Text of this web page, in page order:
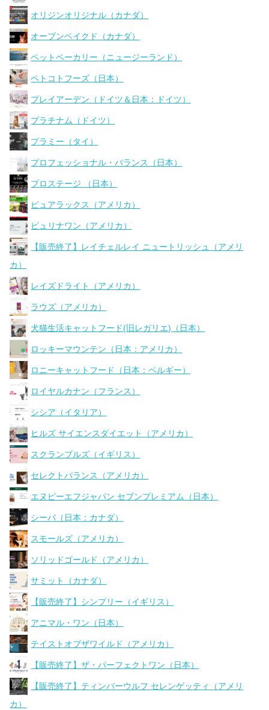
オリジンオリジナル（カナダ）
オーブンベイクド（カナダ）
ペットベーカリー（ニュージーランド）
ペトコトフーズ（日本）
プレイアーデン（ドイツ＆日本：ドイツ）
プラチナム（ドイツ）
プラミー（タイ）
プロフェッショナル・バランス（日本）
プロステージ （日本）
ピュアラックス（アメリカ）
ピュリナワン（アメリカ）
【販売終了】レイチェルレイ ニュートリッシュ（アメリ
カ）
レイズドライト（アメリカ）
ラウズ（アメリカ）
犬猫生活キャットフード(旧レガリエ)（日本）
ロッキーマウンテン（日本：アメリカ）
ロニーキャットフード（日本：ベルギー）
ロイヤルカナン（フランス）
シシア（イタリア）
ヒルズ サイエンスダイエット（アメリカ）
スクランブルズ（イギリス）
セレクトバランス（アメリカ）
エヌピーエフジャパン セブンプレミアム（日本）
シーバ（日本：カナダ）
スモールズ（アメリカ）
ソリッドゴールド（アメリカ）
サミット（カナダ）
【販売終了】シンプリー（イギリス）
アニマル・ワン（日本）
テイストオブザワイルド（アメリカ）
【販売終了】ザ・パーフェクトワン（日本）
【販売終了】ティンバーウルフ セレンゲッティ（アメリ
カ）